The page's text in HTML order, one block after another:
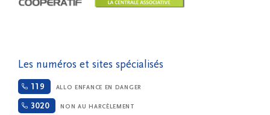
Les numéros et sites spécialisés
119 ALLO ENFANCE EN DANGER
3020 NON AU HARCÈLEMENT